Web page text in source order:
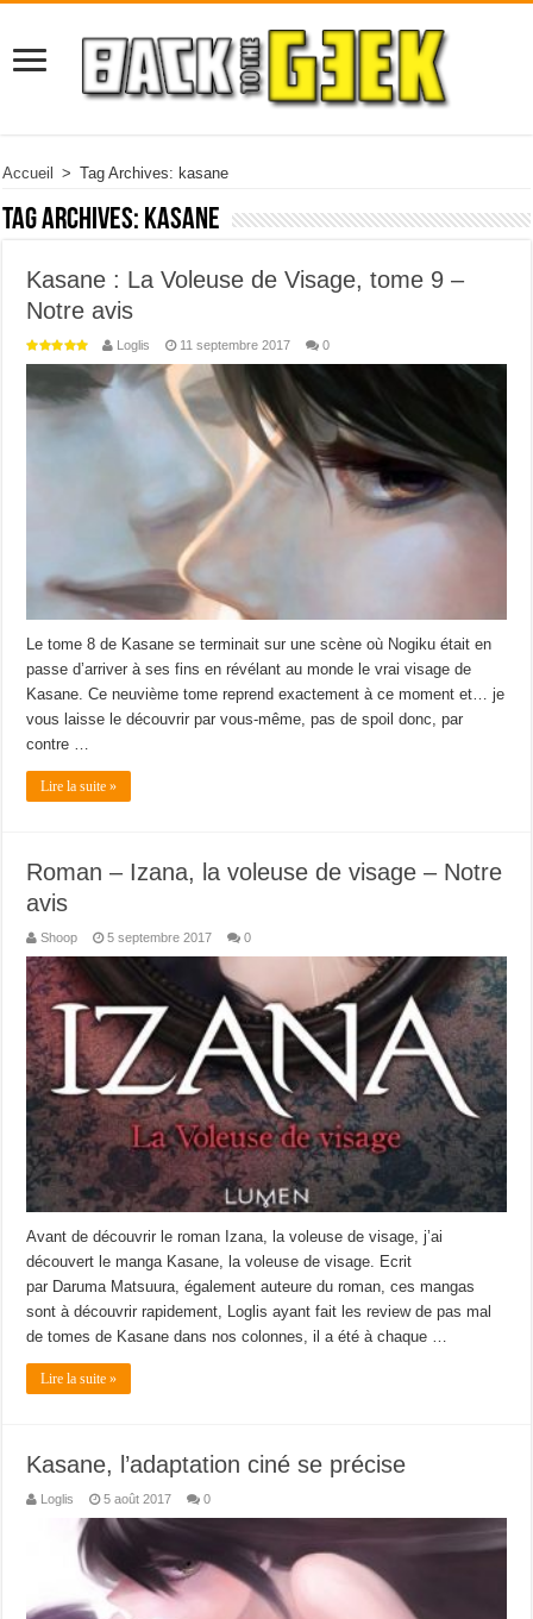
Accueil > Tag Archives: kasane
Tag Archives: kasane
Kasane : La Voleuse de Visage, tome 9 –
Notre avis
Loglis 11 septembre 2017 0
Le tome 8 de Kasane se terminait sur une scène où Nogiku était en
passe d’arriver à ses fins en révélant au monde le vrai visage de
Kasane. Ce neuvième tome reprend exactement à ce moment et… je
vous laisse le découvrir par vous-même, pas de spoil donc, par
contre …
Lire la suite »
Roman – Izana, la voleuse de visage – Notre
avis
Shoop 5 septembre 2017 0
Avant de découvrir le roman Izana, la voleuse de visage, j’ai
découvert le manga Kasane, la voleuse de visage. Ecrit
par Daruma Matsuura, également auteure du roman, ces mangas
sont à découvrir rapidement, Loglis ayant fait les review de pas mal
de tomes de Kasane dans nos colonnes, il a été à chaque …
Lire la suite »
Kasane, l’adaptation ciné se précise
Loglis 5 août 2017 0